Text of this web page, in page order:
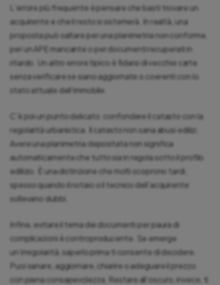
L’errore più frequente è pensare che basti trovare un
acquirente e che il resto si sistemerà. In realtà, una
proposta può saltare per una planimetria non conforme,
per un APE mancante o per documenti recuperati in
ritardo. Un altro errore tipico è fidarsi di vecchie carte
senza verificare se siano aggiornate o coerenti con lo
stato attuale dell’immobile.
C’è poi un punto delicato: confondere il catasto con la
regolarità urbanistica. Il catasto non sana abusi edilizi.
Avere una planimetria depositata non significa
automaticamente che tutto sia in regola sotto il profilo
edilizio. È una distinzione che molti scoprono tardi,
spesso quando il notaio o il tecnico dell’acquirente
sollevano dubbi.
Infine, evitare il tema dei documenti per paura di
complicazioni è controproducente. Se emerge
un’irregolarità, saperlo prima ti consente di decidere.
Puoi sanare, aggiornare, chiarire o adeguare il prezzo
con piena consapevolezza. Restare all’oscuro, invece, ti